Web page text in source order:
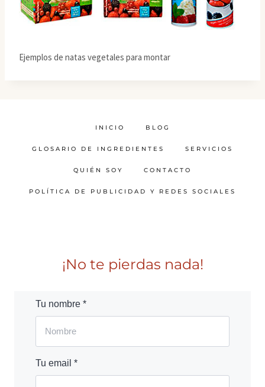
Ejemplos de natas vegetales para montar
INICIO BLOG
GLOSARIO DE INGREDIENTES SERVICIOS
QUIÉN SOY CONTACTO
POLÍTICA DE PUBLICIDAD Y REDES SOCIALES
¡No te pierdas nada!
Tu nombre *
Tu email *